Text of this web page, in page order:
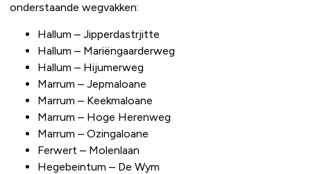
onderstaande wegvakken:
Hallum – Jipperdastrjitte
Hallum – Mariëngaarderweg
Hallum – Hijumerweg
Marrum – Jepmaloane
Marrum – Keekmaloane
Marrum – Hoge Herenweg
Marrum – Ozingaloane
Ferwert – Molenlaan
Hegebeintum – De Wym